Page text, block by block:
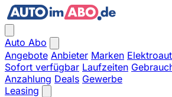
Auto Abo
Angebote Anbieter Marken
Sofort verfügbar Laufzeiten
Anzahlung Deals Gewerbe
Leasing